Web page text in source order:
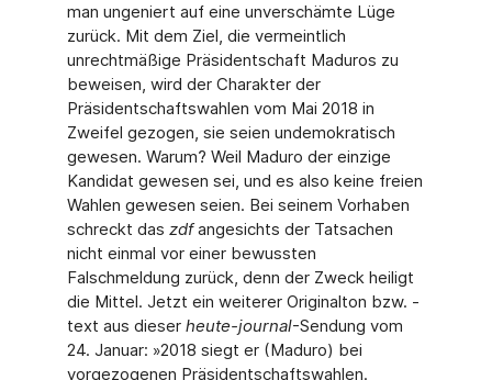
man ungeniert auf eine unverschämte Lüge
zurück. Mit dem Ziel, die vermeintlich
unrechtmäßige Präsidentschaft Maduros zu
beweisen, wird der Charakter der
Präsidentschaftswahlen vom Mai 2018 in
Zweifel gezogen, sie seien undemokratisch
gewesen. Warum? Weil Maduro der einzige
Kandidat gewesen sei, und es also keine freien
Wahlen gewesen seien. Bei seinem Vorhaben
schreckt das zdfangesichts der Tatsachen
nicht einmal vor einer bewussten
Falschmeldung zurück, denn der Zweck heiligt
die Mittel. Jetzt ein weiterer Originalton bzw. -
text aus dieser heute-journal-Sendung vom
24. Januar: »2018 siegt er (Maduro) bei
vorgezogenen Präsidentschaftswahlen.